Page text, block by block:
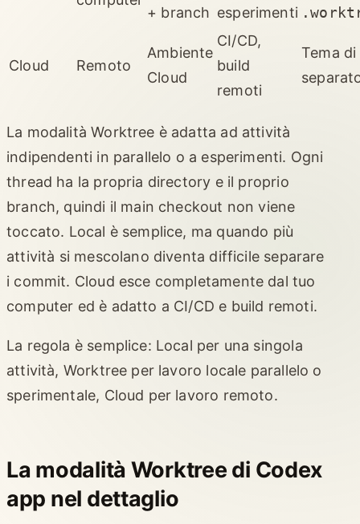
+ branch esperimenti
Cloud Remoto
Ambiente
Cloud
CI/CD,
build
remoti
Tema
La modalità Worktree è adatta ad attività
indipendenti in parallelo o a esperimenti. Ogni
thread ha la propria directory e il proprio
branch, quindi il main checkout non viene
toccato. Local è semplice, ma quando più
attività si mescolano diventa difficile separare
i commit. Cloud esce completamente dal tuo
computer ed è adatto a CI/CD e build remoti.
La regola è semplice: Local per una singola
attività, Worktree per lavoro locale parallelo o
sperimentale, Cloud per lavoro remoto.
La modalità Worktree di Codex
app nel dettaglio